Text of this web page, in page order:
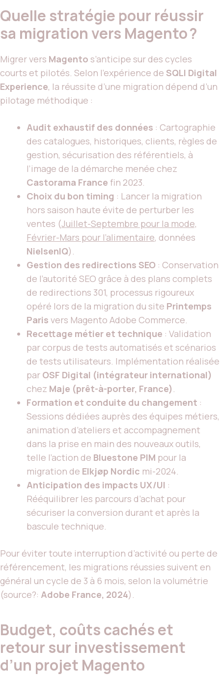
Quelle stratégie pour réussir
sa migration vers Magento ?
Migrer vers Magento s’anticipe sur des cycles
courts et pilotés. Selon l’expérience de SQLI Digital
Experience, la réussite d’une migration dépend d’un
pilotage méthodique :
Audit exhaustif des données : Cartographie
des catalogues, historiques, clients, règles de
gestion, sécurisation des référentiels, à
l’image de la démarche menée chez
Castorama France fin 2023.
Choix du bon timing : Lancer la migration
hors saison haute évite de perturber les
ventes (Juillet-Septembre pour la mode,
Février-Mars pour l’alimentaire, données
NielsenIQ).
Gestion des redirections SEO : Conservation
de l’autorité SEO grâce à des plans complets
de redirections 301, processus rigoureux
opéré lors de la migration du site Printemps
Paris vers Magento Adobe Commerce.
Recettage métier et technique : Validation
par corpus de tests automatisés et scénarios
de tests utilisateurs. Implémentation réalisée
par OSF Digital (intégrateur international)
chez Maje (prêt-à-porter, France).
Formation et conduite du changement :
Sessions dédiées auprès des équipes métiers,
animation d’ateliers et accompagnement
dans la prise en main des nouveaux outils,
telle l’action de Bluestone PIM pour la
migration de Elkjøp Nordic mi-2024.
Anticipation des impacts UX/UI :
Rééquilibrer les parcours d’achat pour
sécuriser la conversion durant et après la
bascule technique.
Pour éviter toute interruption d’activité ou perte de
référencement, les migrations réussies suivent en
général un cycle de 3 à 6 mois, selon la volumétrie
(source?: Adobe France, 2024).
Budget, coûts cachés et
retour sur investissement
d’un projet Magento